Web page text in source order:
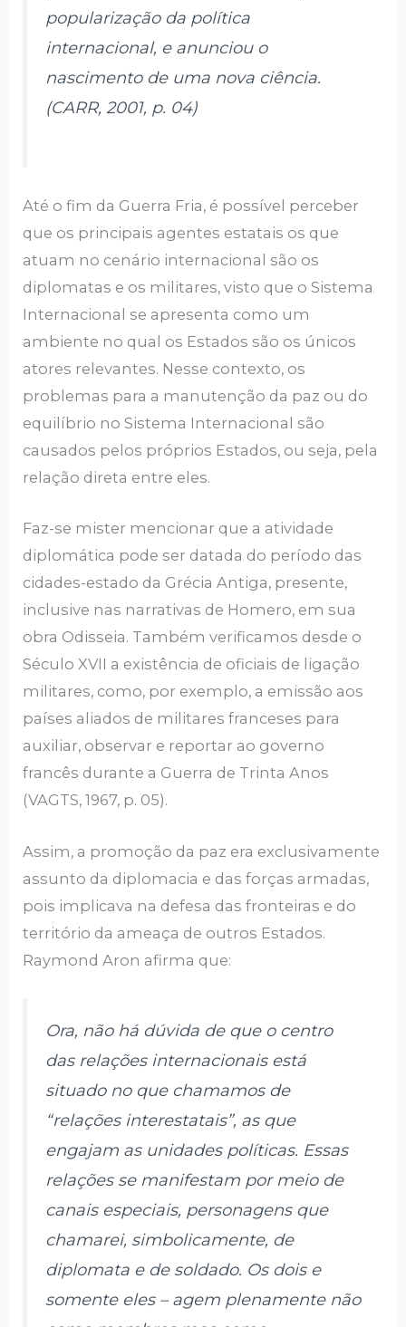
popularização da política
internacional, e anunciou o
nascimento de uma nova ciência.
(CARR, 2001, p. 04)
Até o fim da Guerra Fria, é possível perceber
que os principais agentes estatais os que
atuam no cenário internacional são os
diplomatas e os militares, visto que o Sistema
Internacional se apresenta como um
ambiente no qual os Estados são os únicos
atores relevantes. Nesse contexto, os
problemas para a manutenção da paz ou do
equilíbrio no Sistema Internacional são
causados pelos próprios Estados, ou seja, pela
relação direta entre eles.
Faz-se mister mencionar que a atividade
diplomática pode ser datada do período das
cidades-estado da Grécia Antiga, presente,
inclusive nas narrativas de Homero, em sua
obra Odisseia. Também verificamos desde o
Século XVII a existência de oficiais de ligação
militares, como, por exemplo, a emissão aos
países aliados de militares franceses para
auxiliar, observar e reportar ao governo
francês durante a Guerra de Trinta Anos
(VAGTS, 1967, p. 05).
Assim, a promoção da paz era exclusivamente
assunto da diplomacia e das forças armadas,
pois implicava na defesa das fronteiras e do
território da ameaça de outros Estados.
Raymond Aron afirma que:
Ora, não há dúvida de que o centro
das relações internacionais está
situado no que chamamos de
“relações interestatais”, as que
engajam as unidades políticas. Essas
relações se manifestam por meio de
canais especiais, personagens que
chamarei, simbolicamente, de
diplomata e de soldado. Os dois e
somente eles – agem plenamente não